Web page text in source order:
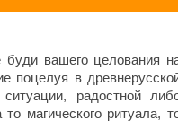
вашего целования
поцелуя в
радостной
магического ритуала,